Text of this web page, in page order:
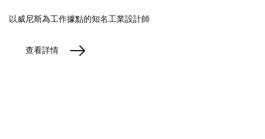
以威尼斯為工作據點的知名工業設計師
查看詳情